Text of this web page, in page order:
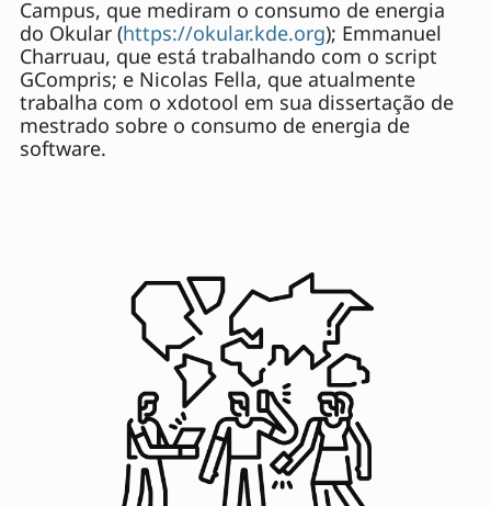
Campus, que mediram o consumo de energia
do Okular (https://okular.kde.org); Emmanuel
Charruau, que está trabalhando com o script
GCompris; e Nicolas Fella, que atualmente
trabalha com o xdotool em sua dissertação de
mestrado sobre o consumo de energia de
software.